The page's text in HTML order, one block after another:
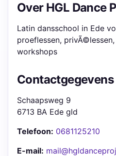
Over HGL Dance
Latin dansschool in Ede
proeflessen,
workshops
Contactgegevens
Schaapsweg 9
6713 BA Ede gld
Telefoon: 0681125210
E-mail: